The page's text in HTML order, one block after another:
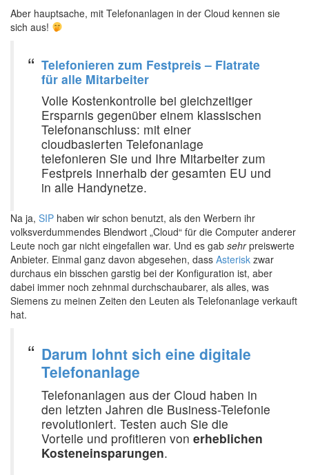
Aber hauptsache, mit Telefonanlagen in der Cloud kennen sie
sich aus!
Telefonieren zum Festpreis – Flatrate
für alle Mitarbeiter
Volle Kostenkontrolle bei gleichzeitiger
Ersparnis gegenüber einem klassischen
Telefonanschluss: mit einer
cloudbasierten Telefonanlage
telefonieren Sie und Ihre Mitarbeiter zum
Festpreis innerhalb der gesamten EU und
in alle Handynetze.
Na ja, SIP haben wir schon benutzt, als den Werbern ihr
volksverdummendes Blendwort „Cloud“ für die Computer anderer
Leute noch gar nicht eingefallen war. Und es gab sehrpreiswerte
Anbieter. Einmal ganz davon abgesehen, dass Asterisk zwar
durchaus ein bisschen garstig bei der Konfiguration ist, aber
dabei immer noch zehnmal durchschaubarer, als alles, was
Siemens zu meinen Zeiten den Leuten als Telefonanlage verkauft
hat.
Darum lohnt sich eine digitale
Telefonanlage
Telefonanlagen aus der Cloud haben in
den letzten Jahren die Business-Telefonie
revolutioniert. Testen auch Sie die
Vorteile und profitieren von erheblichen
Kosteneinsparungen.